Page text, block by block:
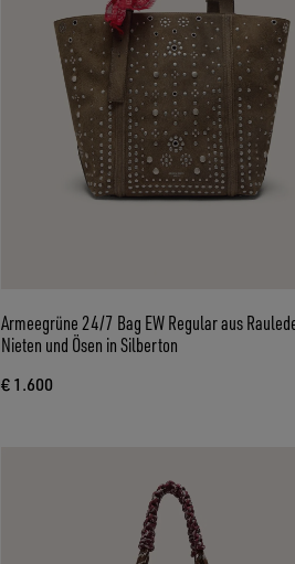
Armeegrüne 24/7 Bag EW Regular aus
Nieten und Ösen in Silberton
€ 1.600